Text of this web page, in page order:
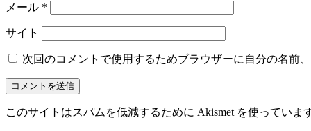
メール *
サイト
次回のコメントで使用するためブラウザーに自分の名前
このサイトはスパムを低減するために Akismet を使っていま